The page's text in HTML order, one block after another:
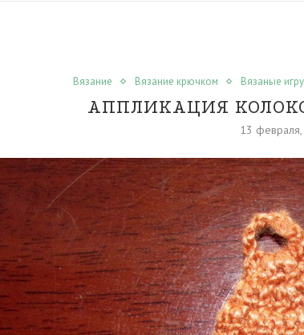
Вязание Вязание крючком Вязаные
АППЛИКАЦИЯ
13